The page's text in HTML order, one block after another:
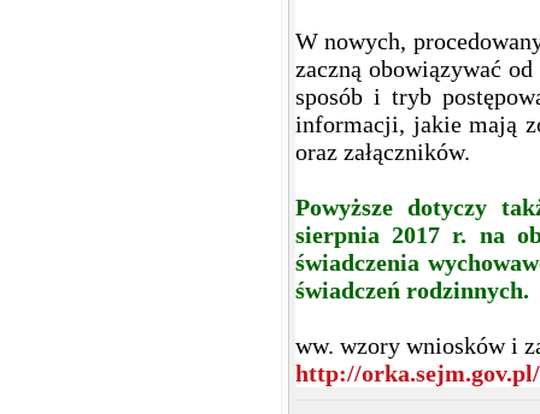
W nowych,
zaczną obowiązywać
sposób i tryb
informacji, jakie mają
oraz załączników.
Powyższe dotyczy
sierpnia 2017 r. na
świadczenia
świadczeń rodzinnych.
ww. wzory wniosków i
http://